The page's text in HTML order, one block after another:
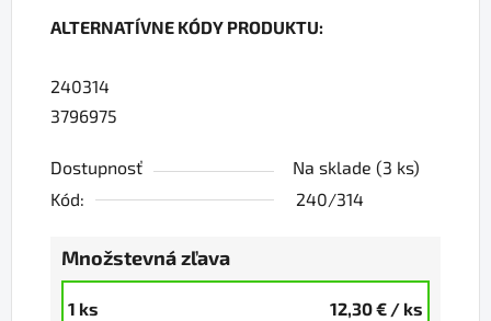
ALTERNATÍVNE KÓDY PRODUKTU:
240314
3796975
Dostupnosť Na sklade (3 ks)
Kód:
240/314
Množstevná zľava
1 ks 12,30 € / ks